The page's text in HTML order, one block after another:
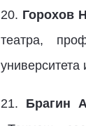
20. Горохов
театра,
21. Брагин